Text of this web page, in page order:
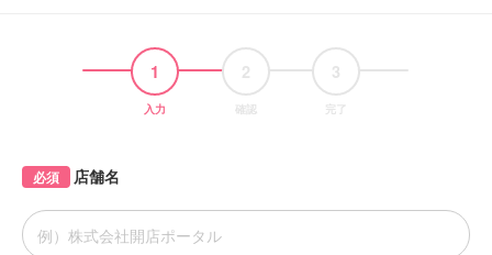
1
入力
2
確認
3
完了
店舗名
必須